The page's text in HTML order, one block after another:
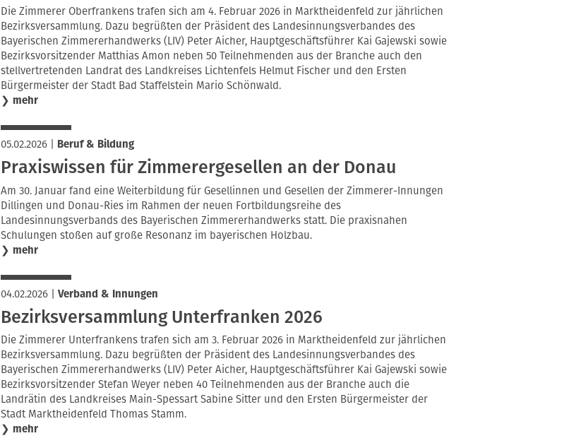
Die Zimmerer Oberfrankens trafen sich am 4. Februar 2026 in Marktheidenfeld zur jährlichen
Bezirksversammlung. Dazu begrüßten der Präsident des Landesinnungsverbandes des
Bayerischen Zimmererhandwerks (LIV) Peter Aicher, Hauptgeschäftsführer Kai Gajewski sowie
Bezirksvorsitzender Matthias Amon neben 50 Teilnehmenden aus der Branche auch den
stellvertretenden Landrat des Landkreises Lichtenfels Helmut Fischer und den Ersten
Bürgermeister der Stadt Bad Staffelstein Mario Schönwald.
❯ mehr
05.02.2026| Beruf & Bildung
Praxiswissen für Zimmerergesellen an der Donau
Am 30. Januar fand eine Weiterbildung für Gesellinnen und Gesellen der Zimmerer-Innungen
Dillingen und Donau-Ries im Rahmen der neuen Fortbildungsreihe des
Landesinnungsverbands des Bayerischen Zimmererhandwerks statt. Die praxisnahen
Schulungen stoßen auf große Resonanz im bayerischen Holzbau.
❯ mehr
04.02.2026| Verband & Innungen
Bezirksversammlung Unterfranken 2026
Die Zimmerer Unterfrankens trafen sich am 3. Februar 2026 in Marktheidenfeld zur jährlichen
Bezirksversammlung. Dazu begrüßten der Präsident des Landesinnungsverbandes des
Bayerischen Zimmererhandwerks (LIV) Peter Aicher, Hauptgeschäftsführer Kai Gajewski sowie
Bezirksvorsitzender Stefan Weyer neben 40 Teilnehmenden aus der Branche auch die
Landrätin des Landkreises Main-Spessart Sabine Sitter und den Ersten Bürgermeister der
Stadt Marktheidenfeld Thomas Stamm.
❯ mehr